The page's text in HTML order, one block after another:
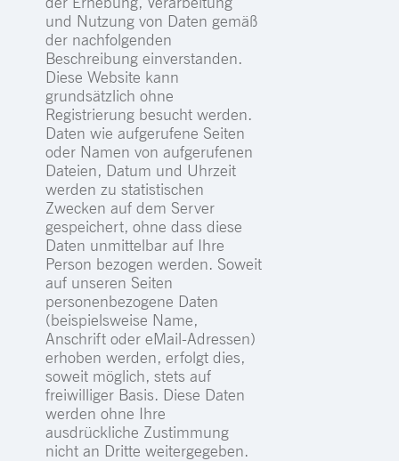
und Nutzung von Daten gemäß
der nachfolgenden
Beschreibung einverstanden.
Diese Website kann
grundsätzlich ohne
Registrierung besucht werden.
Daten wie aufgerufene Seiten
oder Namen von aufgerufenen
Dateien, Datum und Uhrzeit
werden zu statistischen
Zwecken auf dem Server
gespeichert, ohne dass diese
Daten unmittelbar auf Ihre
Person bezogen werden. Soweit
auf unseren Seiten
personenbezogene Daten
(beispielsweise Name,
Anschrift oder eMail-Adressen)
erhoben werden, erfolgt dies,
soweit möglich, stets auf
freiwilliger Basis. Diese Daten
werden ohne Ihre
ausdrückliche Zustimmung
nicht an Dritte weitergegeben.